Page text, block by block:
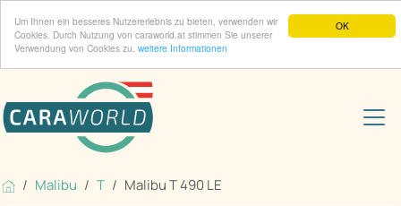
OK
Um Ihnen ein besseres Nutzererlebnis zu bieten, verwenden wir
Cookies. Durch Nutzung von caraworld.at stimmen Sie unserer
Verwendung von Cookies zu. weitere Informationen
Malibu T Malibu T 490 LE